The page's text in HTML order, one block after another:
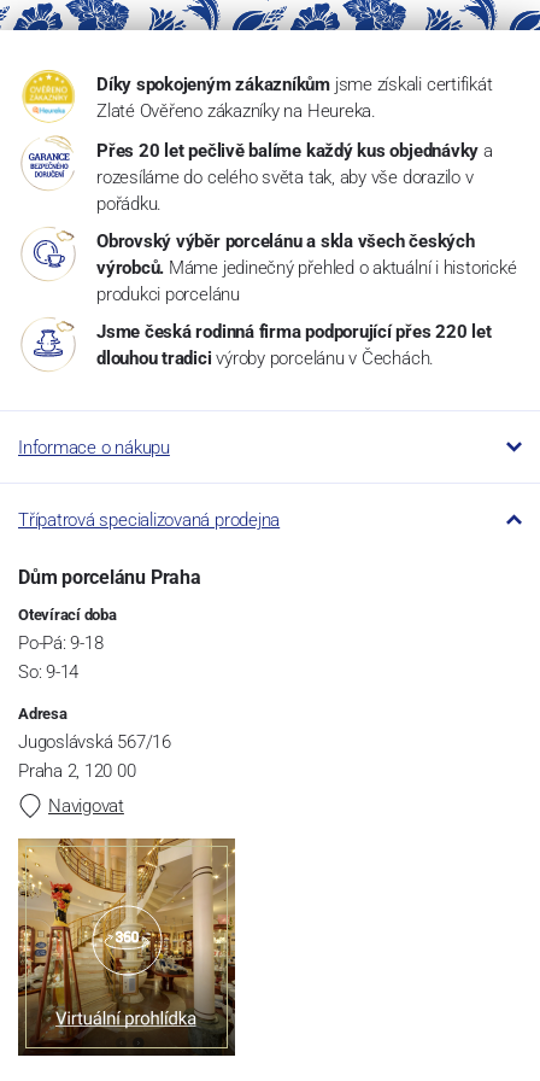
Díky spokojeným zákazníkům jsme získali certifikát
Zlaté Ověřeno zákazníky na Heureka.
Přes 20 let pečlivě balíme každý kus objednávky a
rozesíláme do celého světa tak, aby vše dorazilo v
pořádku.
Obrovský výběr porcelánu a skla všech českých
výrobců. Máme jedinečný přehled o aktuální i historické
produkci porcelánu
Jsme česká rodinná firma podporující přes 220 let
dlouhou tradici výroby porcelánu v Čechách.
Informace o nákupu
Třípatrová specializovaná prodejna
Dům porcelánu Praha
Otevírací doba
Po-Pá: 9-18
So: 9-14
Adresa
Jugoslávská 567/16
Praha 2, 120 00
Navigovat